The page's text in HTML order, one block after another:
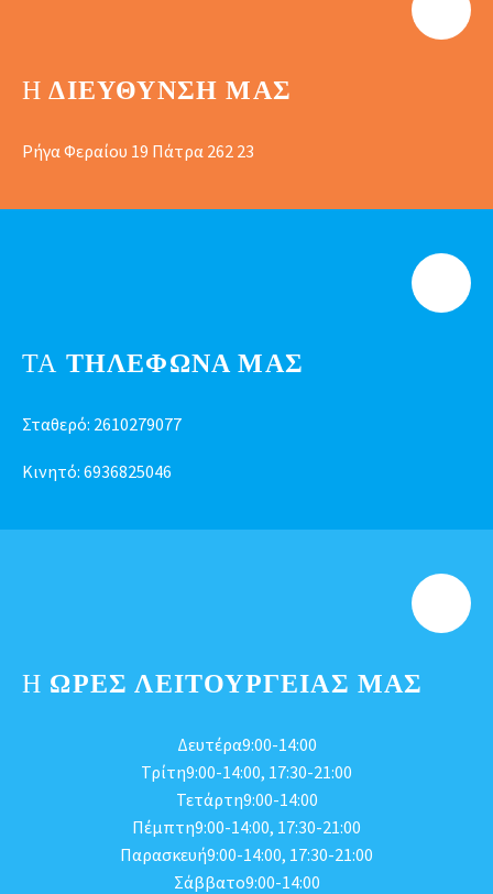
Η ΔΙΕΎΘΥΝΣΗ ΜΑΣ
Ρήγα Φεραίου 19 Πάτρα 262 23
ΤΑ ΤΗΛΕΦΩΝΑ ΜΑΣ
Σταθερό: 2610279077
Κινητό: 6936825046
Η ΩΡΕΣ ΛΕΙΤΟΥΡΓΕΊΑΣ ΜΑΣ
Δευτέρα9:00-14:00
Τρίτη9:00-14:00, 17:30-21:00
Τετάρτη9:00-14:00
Πέμπτη9:00-14:00, 17:30-21:00
Παρασκευή9:00-14:00, 17:30-21:00
Σάββατο9:00-14:00